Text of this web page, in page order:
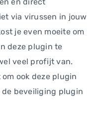
via virussen in jouw
je even moeite om
deze plugin te
veel profijt van.
ook deze plugin
beveiliging plugin